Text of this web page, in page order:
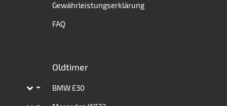
Gewährleistungserklärung
FAQ
Toggle subpages
Oldtimer
BMW E30